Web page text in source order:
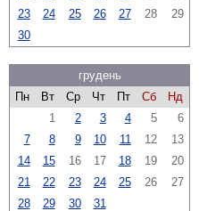
23
24 25 26 27 28
29
30
грудень
Пн
Вт Ср Чт Пт Сб
Нд
1
2 3 4 5
6
7
8 9 10 11 12
13
14
15 16 17 18 19
20
21
22 23 24 25 26
27
28
29 30 31